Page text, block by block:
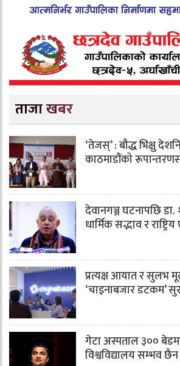
ताजा खबर
‘तेजस्’ : बौद्ध भिक्षु
काठमाडौंको
देवानगञ्ज घटनापछि
धार्मिक सद्भाव र
प्रत्यक्ष आयात र सुलभ
‘चाइनाबजार डटकम’
गेटा अस्पताल ३००
विश्वविद्यालय सम्भव